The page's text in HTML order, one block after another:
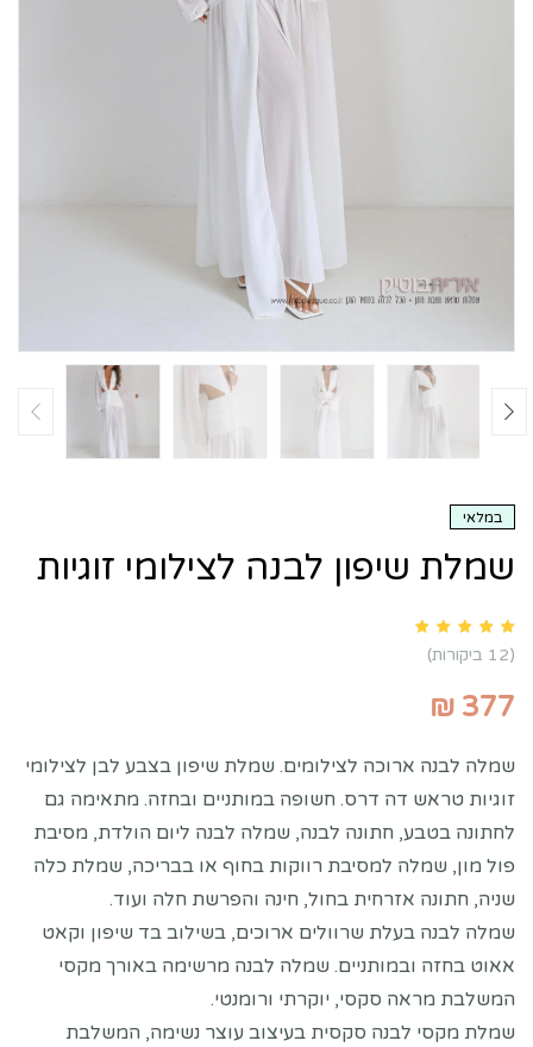
במלאי
שמלת שיפון לבנה לצילומי זוגיות
12
customer ratings(
12 ביקורות)
₪ 377
שמלה לבנה ארוכה לצילומים. שמלת שיפון בצבע לבן לצילומי
זוגיות טראש דה דרס. חשופה במותניים ובחזה. מתאימה גם
לחתונה בטבע, חתונה לבנה, שמלה לבנה ליום הולדת, מסיבת
פול מון, שמלה למסיבת רווקות בחוף או בבריכה, שמלת כלה
שניה, חתונה אזרחית בחול, חינה והפרשת חלה ועוד.
שמלה לבנה בעלת שרוולים ארוכים, בשילוב בד שיפון וקאט
אאוט בחזה ובמותניים. שמלה לבנה מרשימה באורך מקסי
המשלבת מראה סקסי, יוקרתי ורומנטי.
שמלת מקסי לבנה סקסית בעיצוב עוצר נשימה, המשלבת